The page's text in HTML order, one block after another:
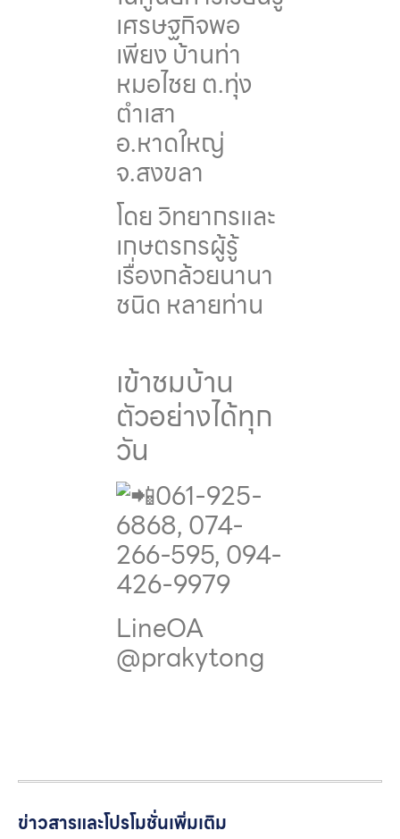
เศรษฐกิจพอ
เพียง บ้านท่า
หมอไชย ต.ทุ่ง
ตำเสา
อ.หาดใหญ่
จ.สงขลา
โดย วิทยากรและ
เกษตรกรผู้รู้
เรื่องกล้วยนานา
ชนิด หลายท่าน
เข้าชมบ้าน
ตัวอย่างได้ทุก
วัน
061-925-
6868, 074-
266-595, 094-
426-9979
LineOA
@prakytong
ข่าวสารและโปรโมชั่นเพิ่มเติม